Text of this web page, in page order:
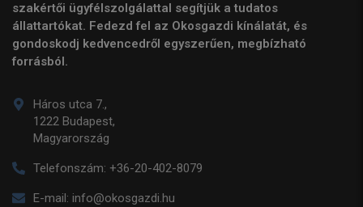
szakértői ügyfélszolgálattal segítjük a tudatos
állattartókat. Fedezd fel az Okosgazdi kínálatát, és
gondoskodj kedvencedről egyszerűen, megbízható
forrásból.
Háros utca 7.,
1222 Budapest,
Magyarország
Telefonszám: +36-20-402-8079
E-mail: info@okosgazdi.hu